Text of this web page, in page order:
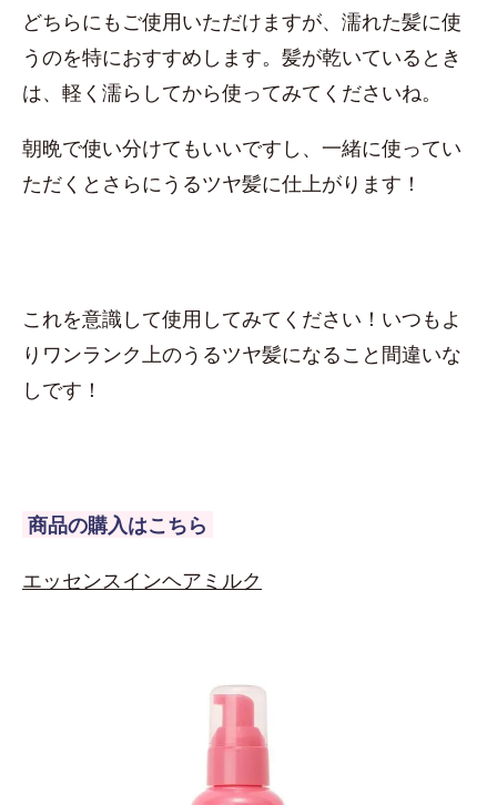
どちらにもご使用いただけますが、濡れた髪に使
うのを特におすすめします。髪が乾いているとき
は、軽く濡らしてから使ってみてくださいね。
朝晩で使い分けてもいいですし、一緒に使ってい
ただくとさらにうるツヤ髪に仕上がります！
これを意識して使用してみてください！いつもよ
りワンランク上のうるツヤ髪になること間違いな
しです！
商品の購入はこちら
エッセンスインヘアミルク